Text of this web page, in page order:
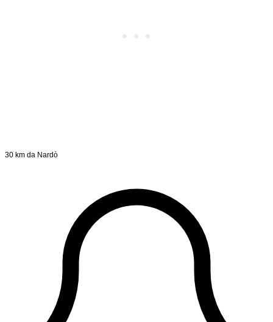
30 km da Nardò